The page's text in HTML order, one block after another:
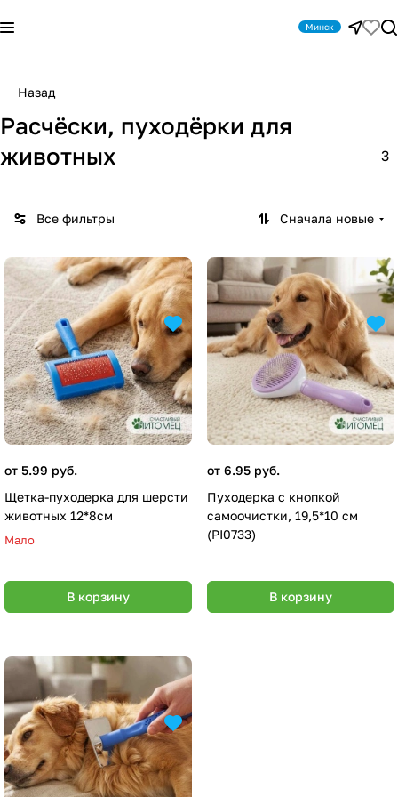
Минск
Назад
Расчёски, пуходёрки для
животных
3
Все фильтры Сначала новые
от 5.99 руб.
Щетка-пуходерка для шерсти
животных 12*8см
Мало
В корзину
от 6.95 руб.
Пуходерка с кнопкой
самоочистки, 19,5*10 см
(PI0733)
В корзину